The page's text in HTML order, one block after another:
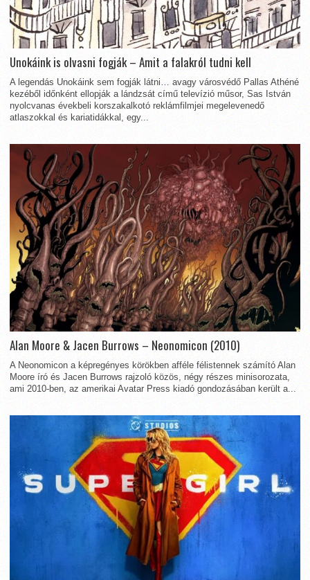
Unokáink is olvasni fogják – Amit a falakról tudni kell
A legendás Unokáink sem fogják látni… avagy városvédő Pallas Athéné
kezéből időnként ellopják a lándzsát című televízió műsor, Sas István
nyolcvanas évekbeli korszakalkotó reklámfilmjei megelevenedő
atlaszokkal és kariatidákkal, egy...
Alan Moore & Jacen Burrows – Neonomicon (2010)
A Neonomicon a képregényes körökben afféle félistennek számító Alan
Moore író és Jacen Burrows rajzoló közös, négy részes minisorozata,
ami 2010-ben, az amerikai Avatar Press kiadó gondozásában került a...